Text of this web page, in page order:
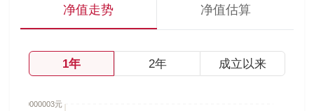
净值走势 净值估算
1年 2年 成立以来